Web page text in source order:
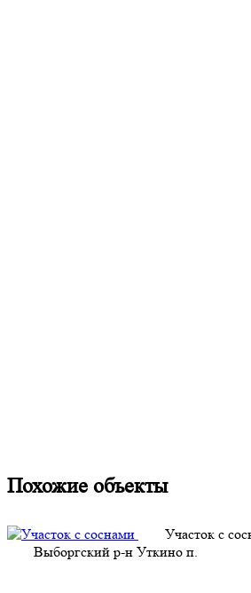
Похожие объекты
Участок с
Выборгский р-н Уткино п.